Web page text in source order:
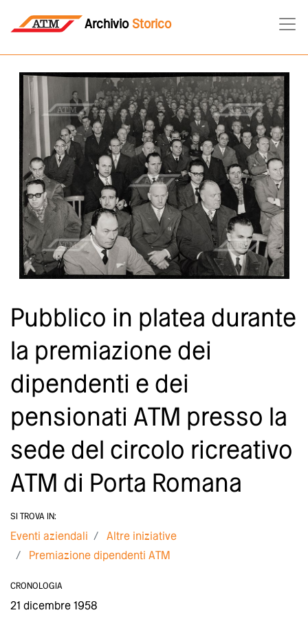
Archivio Storico
Pubblico in platea durante
la premiazione dei
dipendenti e dei
pensionati ATM presso la
sede del circolo ricreativo
ATM di Porta Romana
SI TROVA IN:
Eventi aziendali
Altre iniziative
Premiazione dipendenti ATM
CRONOLOGIA
21 dicembre 1958